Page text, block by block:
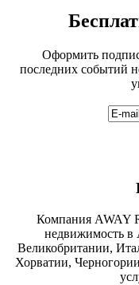
Оформить
последних событий
Компания AWAY
недвижимость
Великобритании,
Хорватии,